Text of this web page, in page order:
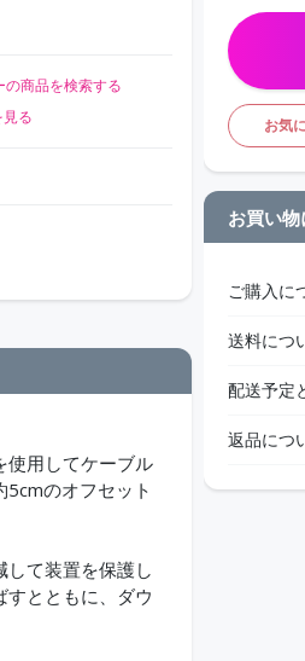
の商品を検索する
る
使用してケーブル
のオフセット
て装置を保護し
とともに、ダウ
お気
お買い
ご購入に
送料につ
配送予定
返品につ